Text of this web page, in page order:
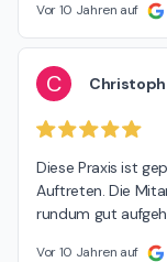
Vor 10 Jahren auf
C Christoph
Diese Praxis ist
Auftreten. Die
rundum gut
Vor 10 Jahren auf